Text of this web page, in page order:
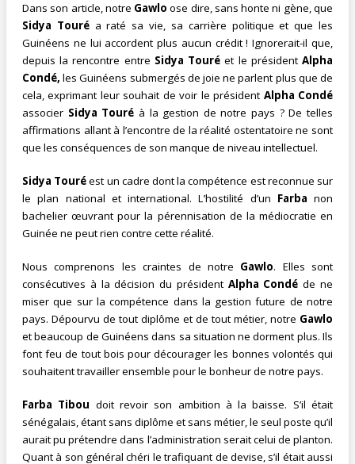
Dans son article, notre Gawloose dire, sans honte ni gène, que
Sidya Touréa raté sa vie, sa carrière politique et que les
Guinéens ne lui accordent plus aucun crédit ! Ignorerait-il que,
depuis la rencontre entre Sidya Touré et le présidentAlpha
Condé, les Guinéens submergés de joie ne parlent plus que de
cela, exprimant leur souhait de voir le président Alpha Condé
associer Sidya Touré à la gestion de notre pays ? De telles
affirmations allant à l’encontre de la réalité ostentatoire ne sont
que les conséquences de son manque de niveau intellectuel.
Sidya Touréest un cadre dont la compétence est reconnue sur
le plan national et international. L’hostilité d’un Farba non
bachelier œuvrant pour la pérennisation de la médiocratie en
Guinée ne peut rien contre cette réalité.
Nous comprenons les craintes de notre Gawlo. Elles sont
consécutives à la décision du président Alpha Condé de ne
miser que sur la compétence dans la gestion future de notre
pays. Dépourvu de tout diplôme et de tout métier, notre Gawlo
et beaucoup de Guinéens dans sa situation ne dorment plus. Ils
font feu de tout bois pour décourager les bonnes volontés qui
souhaitent travailler ensemble pour le bonheur de notre pays.
Farba Tibou doit revoir son ambition à la baisse. S’il était
sénégalais, étant sans diplôme et sans métier, le seul poste qu’il
aurait pu prétendre dans l’administration serait celui de planton.
Quant à son général chéri le trafiquant de devise, s’il était aussi